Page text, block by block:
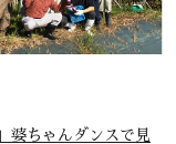
ちゃんダンスで見